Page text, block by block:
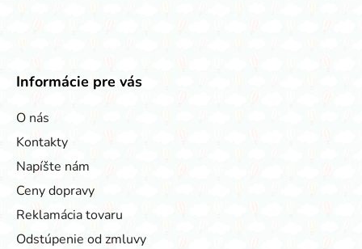
Informácie pre vás
O nás
Kontakty
Napíšte nám
Ceny dopravy
Reklamácia tovaru
Odstúpenie od zmluvy